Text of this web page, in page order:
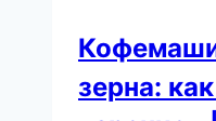
зерна: